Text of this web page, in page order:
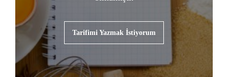
Tarifimi Yazmak İstiyorum